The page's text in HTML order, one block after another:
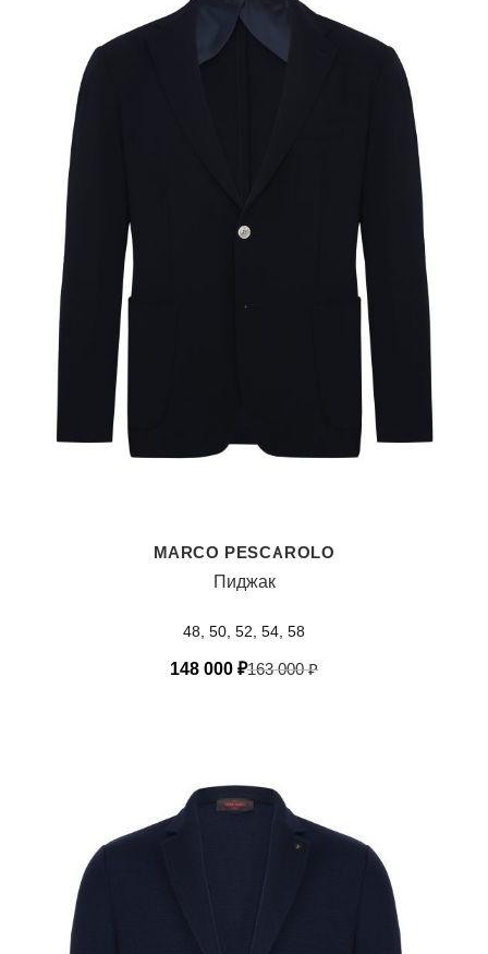
MARCO PESCAROLO
Пиджак
48, 50, 52, 54, 58
163 000₽
148 000 ₽